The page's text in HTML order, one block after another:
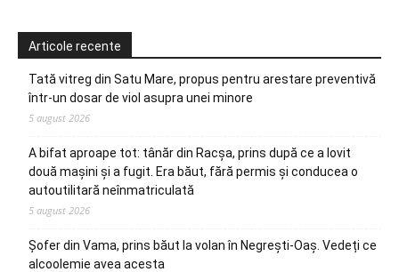
Articole recente
Tată vitreg din Satu Mare, propus pentru arestare preventivă
într-un dosar de viol asupra unei minore
5 august 2026
A bifat aproape tot: tânăr din Racșa, prins după ce a lovit
două mașini și a fugit. Era băut, fără permis și conducea o
autoutilitară neînmatriculată
5 august 2026
Șofer din Vama, prins băut la volan în Negrești-Oaș. Vedeți ce
alcoolemie avea acesta